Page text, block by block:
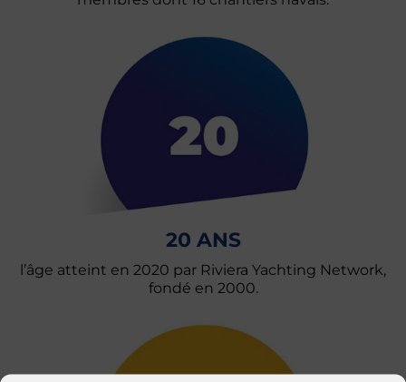
20 ANS
l’âge atteint en 2020 par Riviera Yachting Network,
fondé en 2000.